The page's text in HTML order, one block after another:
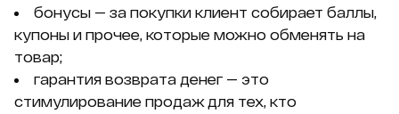
бонусы — за покупки клиент собирает баллы,
купоны и прочее, которые можно обменять на
товар;
гарантия возврата денег — это
стимулирование продаж для тех, кто